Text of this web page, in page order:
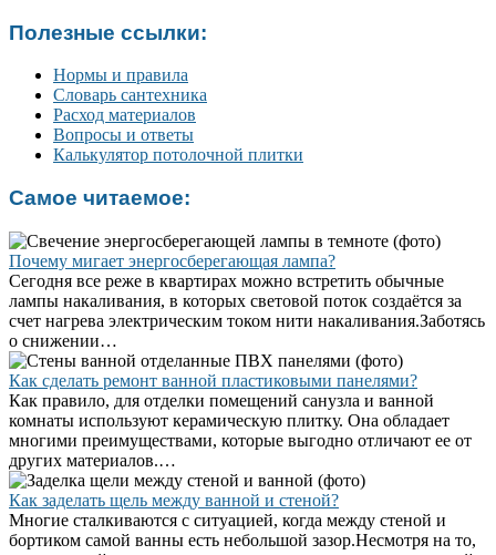
Полезные ссылки:
Нормы и правила
Словарь сантехника
Расход материалов
Вопросы и ответы
Калькулятор потолочной плитки
Самое читаемое:
Почему мигает энергосберегающая лампа?
Сегодня все реже в квартирах можно встретить обычные
лампы накаливания, в которых световой поток создаётся за
счет нагрева электрическим током нити накаливания.Заботясь
о снижении…
Как сделать ремонт ванной пластиковыми панелями?
Как правило, для отделки помещений санузла и ванной
комнаты используют керамическую плитку. Она обладает
многими преимуществами, которые выгодно отличают ее от
других материалов.…
Как заделать щель между ванной и стеной?
Многие сталкиваются с ситуацией, когда между стеной и
бортиком самой ванны есть небольшой зазор.Несмотря на то,